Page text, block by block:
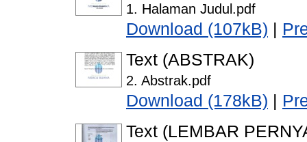
1. Halaman Judul.pdf
Download (107kB)
Text (ABSTRAK)
2. Abstrak.pdf
Download (178kB)
Text (LEMBAR